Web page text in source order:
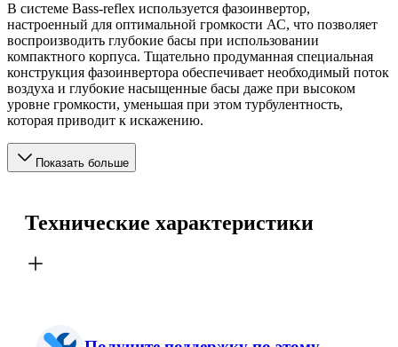
В системе Bass-reflex используется фазоинвертор,
настроенный для оптимальной громкости АС, что позволяет
воспроизводить глубокие басы при использовании
компактного корпуса. Тщательно продуманная специальная
конструкция фазоинвертора обеспечивает необходимый поток
воздуха и глубокие насыщенные басы даже при высоком
уровне громкости, уменьшая при этом турбулентность,
которая приводит к искажению.
Показать больше
Технические характеристики